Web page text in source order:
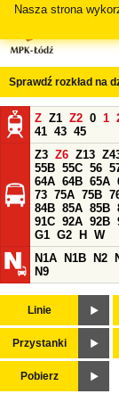
Nasza strona
Sprawdź rozkład na
Z Z1 Z2 0 1
41 43 45
Z3 Z6 Z13
55B 55C 56
64A 64B 65A
73 75A 75B
84B 85A 85B
91C 92A 92B
G1 G2 H
W
N1A
N1B N2
N9
Linie
Przystanki
Pobierz